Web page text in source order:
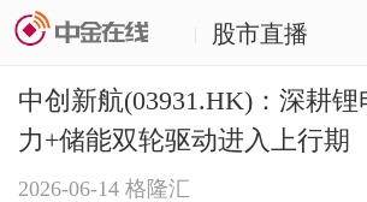
股市直播
中创新航(03931.HK)：深耕
力+储能双轮驱动进入上行期
2026-06-14 格隆汇